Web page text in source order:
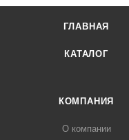
конуса пробки 14/23
ГЛАВНАЯ
КАТАЛОГ
КОМПАНИЯ
О компании